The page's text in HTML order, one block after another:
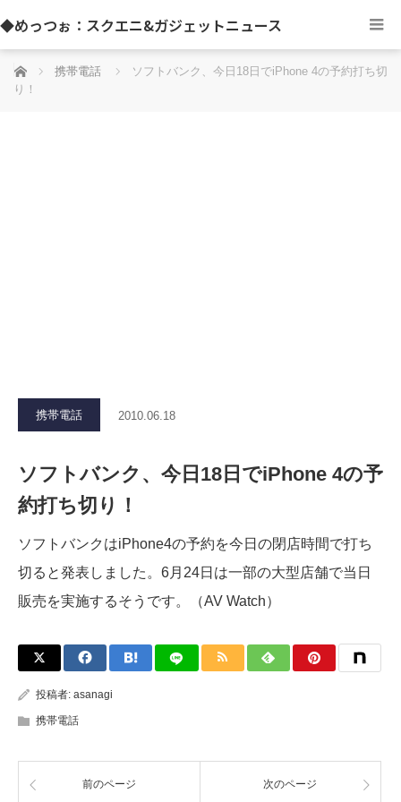
◆めっつぉ：スクエニ&ガジェットニュース
ホーム 携帯電話
ソフトバンク、今日18日でiPhone 4の予約打ち切
り！
携帯電話 2010.06.18
ソフトバンク、今日18日でiPhone 4の予
約打ち切り！
ソフトバンクはiPhone4の予約を今日の閉店時間で打ち
切ると発表しました。6月24日は一部の大型店舗で当日
販売を実施するそうです。（AV Watch）
投稿者: asanagi
携帯電話
前のページ 次のページ